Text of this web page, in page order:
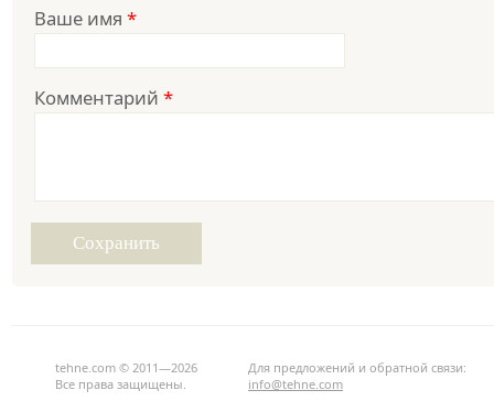
Ваше имя *
Комментарий *
tehne.com © 2011—2026
Все права защищены.
Для предложений и обратной связи:
info@tehne.com